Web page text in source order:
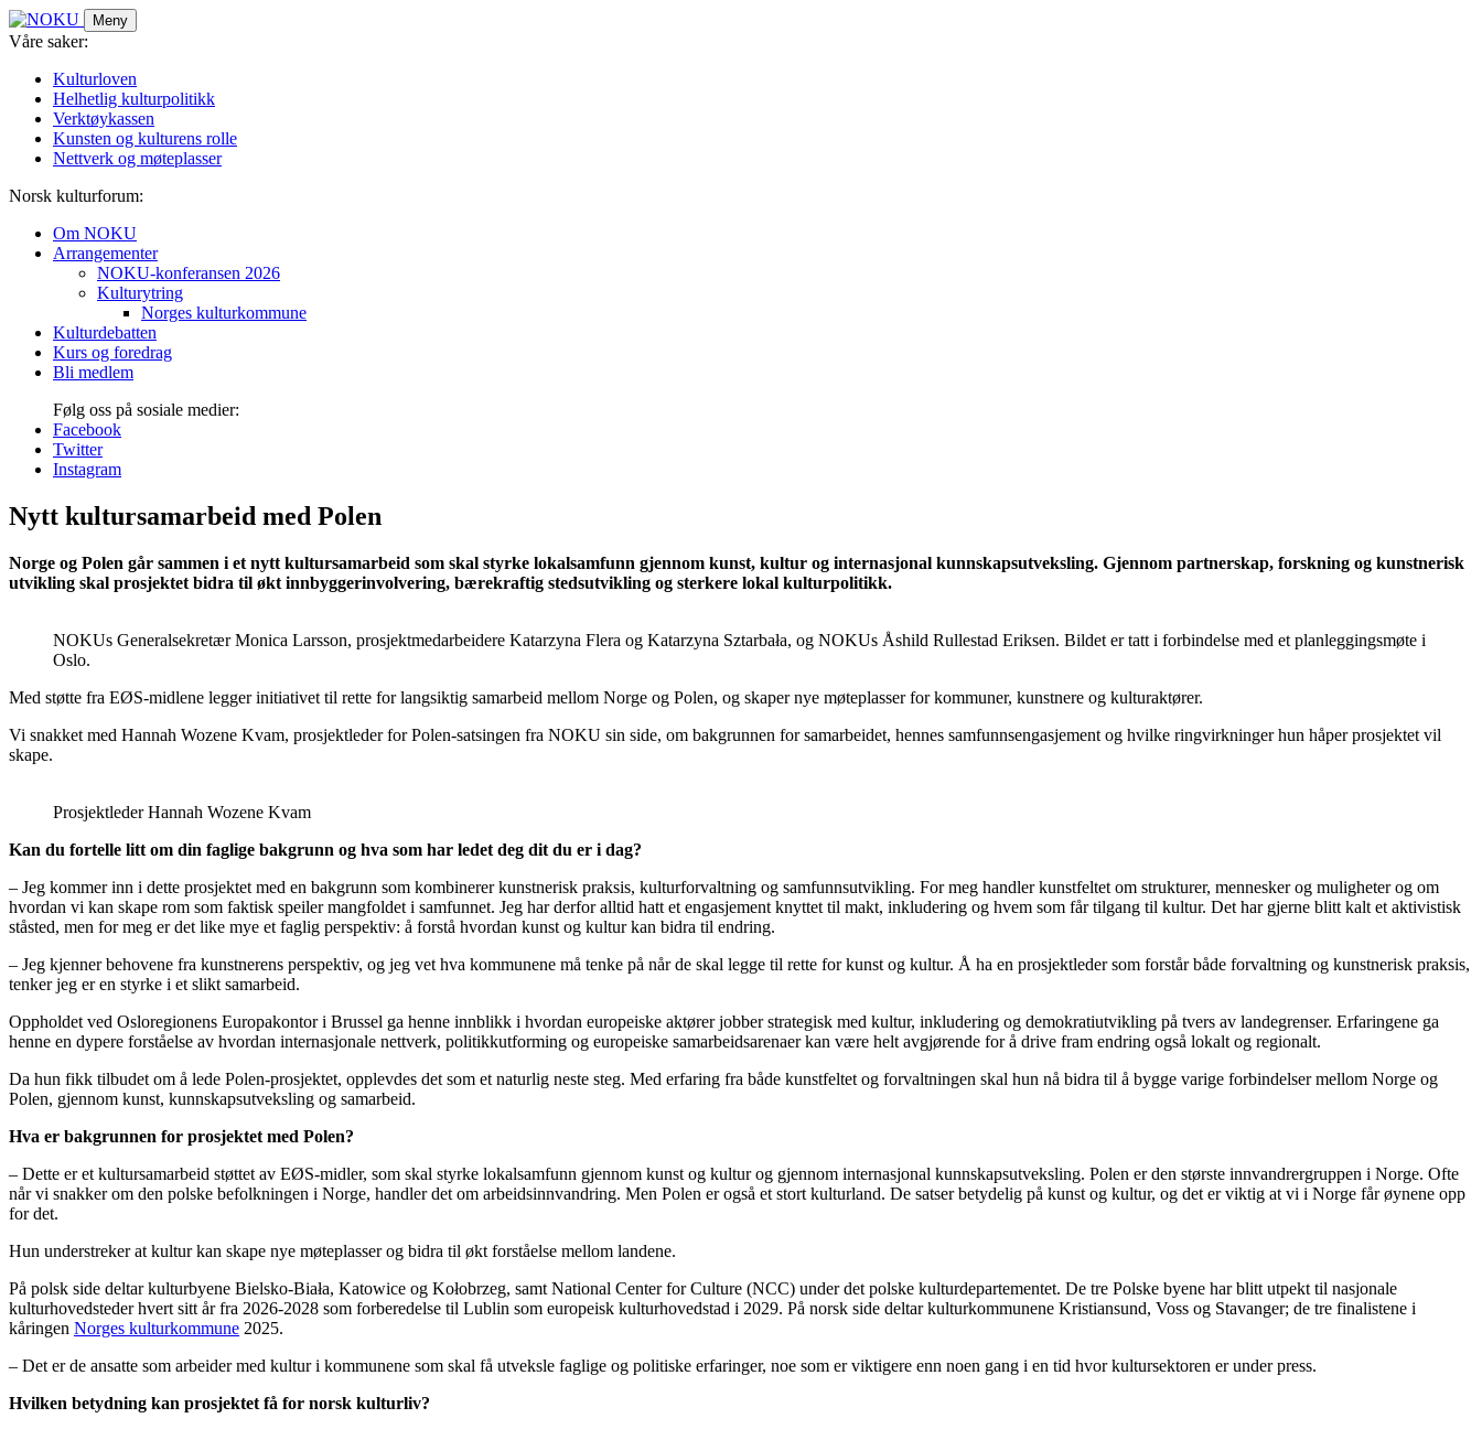
Skip
to
Meny
Våre saker:
Kulturloven
Helhetlig kulturpolitikk
Verktøykassen
Kunsten og kulturens rolle
Nettverk og møteplasser
Norsk kulturforum:
Om NOKU
Arrangementer
NOKU-konferansen 2026
Kulturytring
Norges kulturkommune
Kulturdebatten
Kurs og foredrag
Bli medlem
Følg oss på sosiale medier:
Facebook
Twitter
Instagram
Nytt kultursamarbeid med Polen
Norge og Polen går sammen i et nytt kultursamarbeid som skal styrke lokalsamfunn gjennom kunst, kultur og internasjonal kunnskapsutveksling. Gjennom partnerskap, forskning og kunstnerisk
utvikling skal prosjektet bidra til økt innbyggerinvolvering, bærekraftig stedsutvikling og sterkere lokal kulturpolitikk.
NOKUs Generalsekretær Monica Larsson, prosjektmedarbeidere Katarzyna Flera og Katarzyna Sztarbała, og NOKUs Åshild Rullestad Eriksen. Bildet er tatt i forbindelse med et planleggingsmøte i
Oslo.
Med støtte fra EØS-midlene legger initiativet til rette for langsiktig samarbeid mellom Norge og Polen, og skaper nye møteplasser for kommuner, kunstnere og kulturaktører.
Vi snakket med Hannah Wozene Kvam, prosjektleder for Polen-satsingen fra NOKU sin side, om bakgrunnen for samarbeidet, hennes samfunnsengasjement og hvilke ringvirkninger hun håper prosjektet vil
skape.
Prosjektleder Hannah Wozene Kvam
Kan du fortelle litt om din faglige bakgrunn og hva som har ledet deg dit du er i dag?
– Jeg kommer inn i dette prosjektet med en bakgrunn som kombinerer kunstnerisk praksis, kulturforvaltning og samfunnsutvikling. For meg handler kunstfeltet om strukturer, mennesker og muligheter og om
hvordan vi kan skape rom som faktisk speiler mangfoldet i samfunnet. Jeg har derfor alltid hatt et engasjement knyttet til makt, inkludering og hvem som får tilgang til kultur. Det har gjerne blitt kalt et aktivistisk
ståsted, men for meg er det like mye et faglig perspektiv: å forstå hvordan kunst og kultur kan bidra til endring.
– Jeg kjenner behovene fra kunstnerens perspektiv, og jeg vet hva kommunene må tenke på når de skal legge til rette for kunst og kultur. Å ha en prosjektleder som forstår både forvaltning og kunstnerisk praksis,
tenker jeg er en styrke i et slikt samarbeid.
Oppholdet ved Osloregionens Europakontor i Brussel ga henne innblikk i hvordan europeiske aktører jobber strategisk med kultur, inkludering og demokratiutvikling på tvers av landegrenser. Erfaringene ga
henne en dypere forståelse av hvordan internasjonale nettverk, politikkutforming og europeiske samarbeidsarenaer kan være helt avgjørende for å drive fram endring også lokalt og regionalt.
Da hun fikk tilbudet om å lede Polen-prosjektet, opplevdes det som et naturlig neste steg. Med erfaring fra både kunstfeltet og forvaltningen skal hun nå bidra til å bygge varige forbindelser mellom Norge og
Polen, gjennom kunst, kunnskapsutveksling og samarbeid.
Hva er bakgrunnen for prosjektet med Polen?
– Dette er et kultursamarbeid støttet av EØS-midler, som skal styrke lokalsamfunn gjennom kunst og kultur og gjennom internasjonal kunnskapsutveksling. Polen er den største innvandrergruppen i Norge. Ofte
når vi snakker om den polske befolkningen i Norge, handler det om arbeidsinnvandring. Men Polen er også et stort kulturland. De satser betydelig på kunst og kultur, og det er viktig at vi i Norge får øynene opp
for det.
Hun understreker at kultur kan skape nye møteplasser og bidra til økt forståelse mellom landene.
På polsk side deltar kulturbyene Bielsko-Biała, Katowice og Kołobrzeg, samt National Center for Culture (NCC) under det polske kulturdepartementet. De tre Polske byene har blitt utpekt til nasjonale
kulturhovedsteder hvert sitt år fra 2026-2028 som forberedelse til Lublin som europeisk kulturhovedstad i 2029. På norsk side deltar kulturkommunene Kristiansund, Voss og Stavanger; de tre finalistene i
kåringen Norges kulturkommune 2025.
– Det er de ansatte som arbeider med kultur i kommunene som skal få utveksle faglige og politiske erfaringer, noe som er viktigere enn noen gang i en tid hvor kultursektoren er under press.
Hvilken betydning kan prosjektet få for norsk kulturliv?